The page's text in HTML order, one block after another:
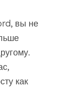
вы не
как